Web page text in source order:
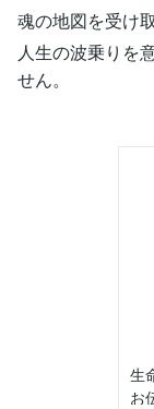
魂の地図を受け
人生の波乗りを
せん。
生
お